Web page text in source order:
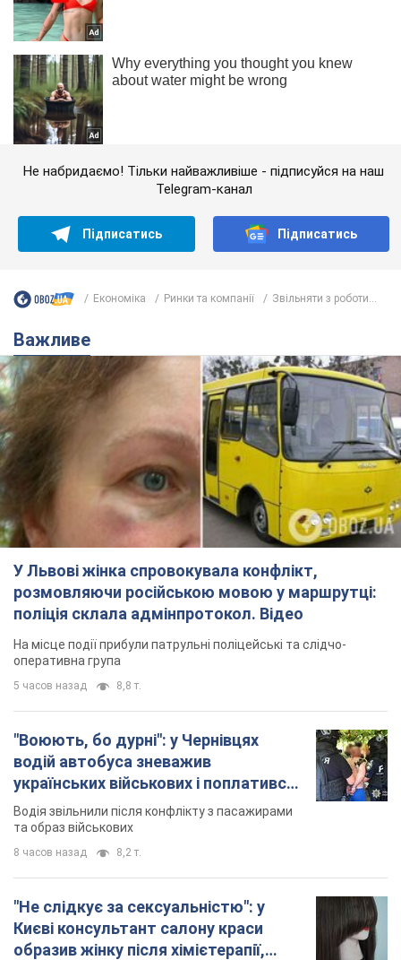
Не набридаємо! Тільки найважливіше - підписуйся на наш
Telegram-канал
Підписатись Підписатись
Економіка Ринки та компанії Звільняти з роботи...
Важливе
У Львові жінка спровокувала конфлікт,
розмовляючи російською мовою у маршрутці:
поліція склала адмінпротокол. Відео
На місце події прибули патрульні поліцейські та слідчо-
оперативна група
5 часов назад 8,8 т.
"Воюють, бо дурні": у Чернівцях
водій автобуса зневажив
українських військових і поплатився.
Відео
Водія звільнили після конфлікту з пасажирами
та образ військових
8 часов назад 8,2 т.
"Не слідкує за сексуальністю": у
Києві консультант салону краси
образив жінку після хімієтерапії,